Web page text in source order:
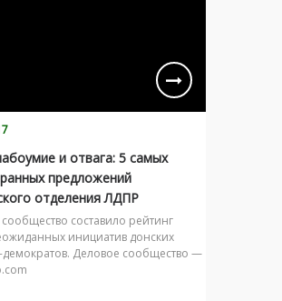
и отвага: 5 самых
предложений
отделения ЛДПР
составило рейтинг
инициатив донских
Деловое сообщество —